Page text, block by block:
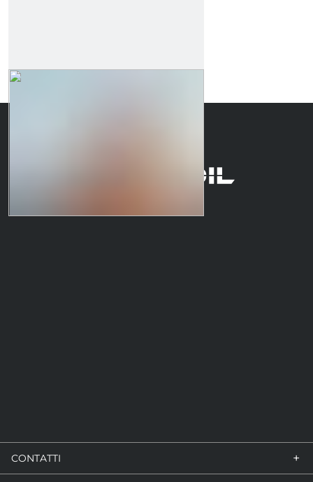
CONTATTI +